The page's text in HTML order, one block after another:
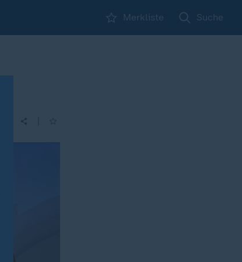
Merkliste Suche